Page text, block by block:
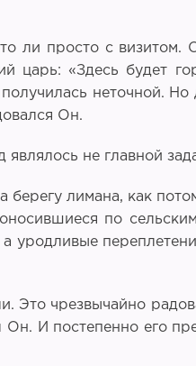
ли просто с визитом.
царь: «Здесь будет
неточной. Но
Он.
не главной
лимана, как
по
уродливые
Это чрезвычайно
И постепенно его